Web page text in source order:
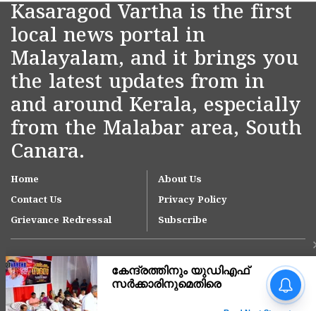
Kasaragod Vartha is the first
local news portal in
Malayalam, and it brings you
the latest updates from in
and around Kerala, especially
from the Malabar area, South
Canara.
Home
About Us
Contact Us
Privacy Policy
Grievance Redressal
Subscribe
'ഇന്ത്യയിലെ ഏറ്റവും വലിയ
മൂന്ന് ആശുപത്രി